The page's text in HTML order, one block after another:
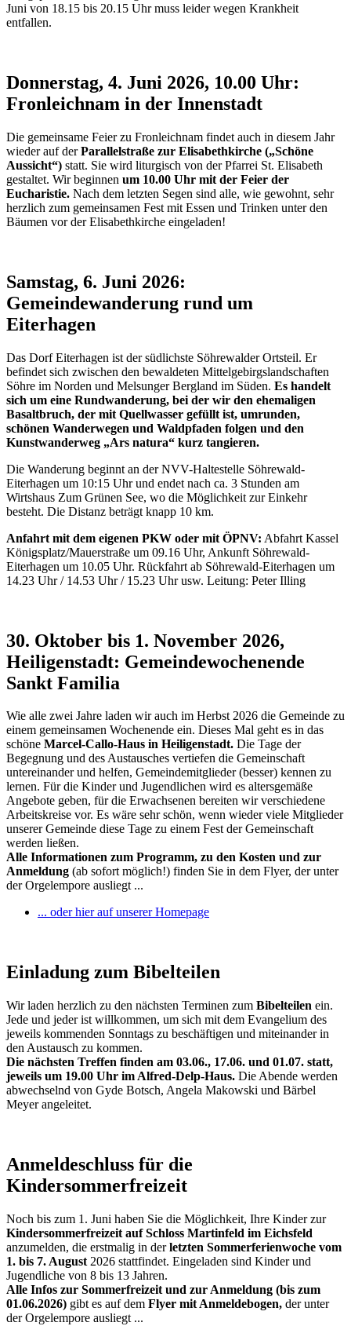
Juni von 18.15 bis 20.15 Uhr muss leider wegen Krankheit
entfallen.
Donnerstag, 4. Juni 2026, 10.00 Uhr:
Fronleichnam in der Innenstadt
Die gemeinsame Feier zu Fronleichnam findet auch in diesem Jahr
wieder auf derParallelstraße zur Elisabethkirche („Schöne
Aussicht“) statt. Sie wird liturgisch von der Pfarrei St. Elisabeth
gestaltet. Wir beginnen um 10.00 Uhr mit der Feier der
Eucharistie. Nach dem letzten Segen sind alle, wie gewohnt, sehr
herzlich zum gemeinsamen Fest mit Essen und Trinken unter den
Bäumen vor der Elisabethkirche eingeladen!
Samstag, 6. Juni 2026:
Gemeindewanderung rund um
Eiterhagen
Das Dorf Eiterhagen ist der südlichste Söhrewalder Ortsteil. Er
befindet sich zwischen den bewaldeten Mittelgebirgslandschaften
Söhre im Norden und Melsunger Bergland im Süden. Es handelt
sich um eine Rundwanderung, bei der wir den ehemaligen
Basaltbruch, der mit Quellwasser gefüllt ist, umrunden,
schönen Wanderwegen und Waldpfaden folgen und den
Kunstwanderweg „Ars natura“ kurz tangieren.
Die Wanderung beginnt an der NVV-Haltestelle Söhrewald-
Eiterhagen um 10:15 Uhr und endet nach ca. 3 Stunden am
Wirtshaus Zum Grünen See, wo die Möglichkeit zur Einkehr
besteht. Die Distanz beträgt knapp 10 km.
Anfahrt mit dem eigenen PKW oder mit ÖPNV: Abfahrt Kassel
Königsplatz/Mauerstraße um 09.16 Uhr, Ankunft Söhrewald-
Eiterhagen um 10.05 Uhr. Rückfahrt ab Söhrewald-Eiterhagen um
14.23 Uhr / 14.53 Uhr / 15.23 Uhr usw. Leitung: Peter Illing
30. Oktober bis 1. November 2026,
Heiligenstadt: Gemeindewochenende
Sankt Familia
Wie alle zwei Jahre laden wir auch im Herbst 2026 die Gemeinde zu
einem gemeinsamen Wochenende ein. Dieses Mal geht es in das
schöne Marcel-Callo-Haus in Heiligenstadt. Die Tage der
Begegnung und des Austausches vertiefen die Gemeinschaft
untereinander und helfen, Gemeindemitglieder (besser) kennen zu
lernen. Für die Kinder und Jugendlichen wird es altersgemäße
Angebote geben, für die Erwachsenen bereiten wir verschiedene
Arbeitskreise vor. Es wäre sehr schön, wenn wieder viele Mitglieder
unserer Gemeinde diese Tage zu einem Fest der Gemeinschaft
werden ließen.
Alle Informationen zum Programm, zu den Kosten und zur
Anmeldung (ab sofort möglich!) finden Sie in dem Flyer, der unter
der Orgelempore ausliegt ...
... oder hier auf unserer Homepage
Einladung zum Bibelteilen
Wir laden herzlich zu den nächsten Terminen zum Bibelteilen ein.
Jede und jeder ist willkommen, um sich mit dem Evangelium des
jeweils kommenden Sonntags zu beschäftigen und miteinander in
den Austausch zu kommen.
Die nächsten Treffen finden am 03.06., 17.06. und 01.07. statt,
jeweils um 19.00 Uhr im Alfred-Delp-Haus. Die Abende werden
abwechselnd von Gyde Botsch, Angela Makowski und Bärbel
Meyer angeleitet.
Anmeldeschluss für die
Kindersommerfreizeit
Noch bis zum 1. Juni haben Sie die Möglichkeit, Ihre Kinder zur
Kindersommerfreizeit auf Schloss Martinfeld im Eichsfeld
anzumelden, die erstmalig in derletzten Sommerferienwoche vom
1. bis 7. August 2026 stattfindet. Eingeladen sind Kinder und
Jugendliche von 8 bis 13 Jahren.
Alle Infos zur Sommerfreizeit und zur Anmeldung (bis zum
01.06.2026) gibt es auf dem Flyer mit Anmeldebogen, der unter
der Orgelempore ausliegt ...